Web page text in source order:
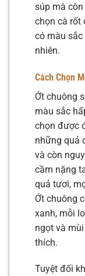
súp mà
chọn cà rốt
có màu
nhiên.
Cách Chọn
Ớt chuông
màu sắc
chọn được
những quả
và còn
cầm nặng
quả tươi,
Ớt chuông
xanh, mỗi
ngọt và
thích.
Tuyệt đối